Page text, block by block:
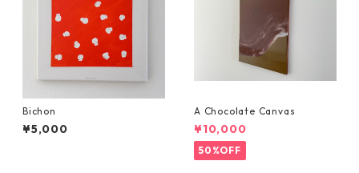
Bichon
¥5,000
A Chocolate Canvas
¥10,000
50%OFF